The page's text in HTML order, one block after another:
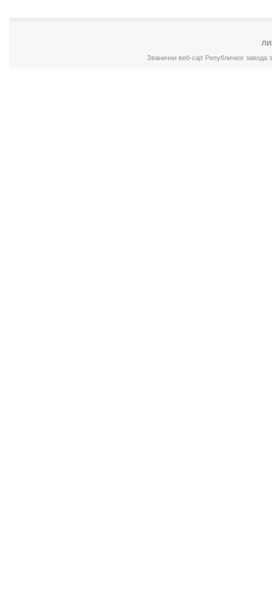
Званични веб-сајт Републичког